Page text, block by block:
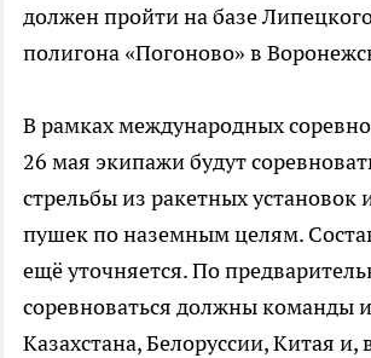
должен пройти на базе
полигона «Погоново» в
В рамках международных
26 мая экипажи будут
стрельбы из ракетных
пушек по наземным целям.
ещё уточняется. По
соревноваться должны команды
Казахстана, Белоруссии, Китая